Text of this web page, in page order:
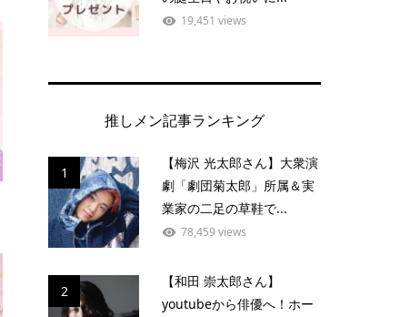
19,451 views
推しメン記事ランキング
1
【梅沢 光太郎さん】大衆演
劇「劇団菊太郎」所属＆実
業家の二足の草鞋で...
78,459 views
2
【和田 崇太郎さん】
youtubeから俳優へ！ホー